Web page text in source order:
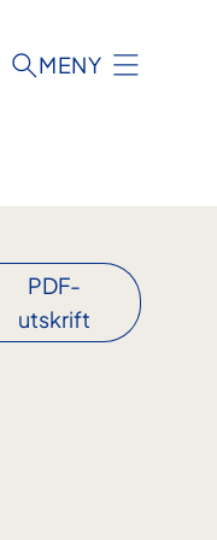
MENY
PDF-
utskrift